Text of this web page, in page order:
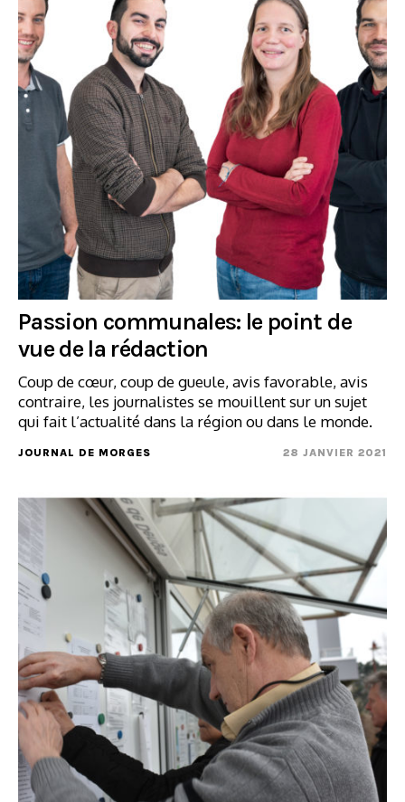
Passion communales: le point de
vue de la rédaction
Coup de cœur, coup de gueule, avis favorable, avis
contraire, les journalistes se mouillent sur un sujet
qui fait l’actualité dans la région ou dans le monde.
JOURNAL DE MORGES 28 JANVIER 2021